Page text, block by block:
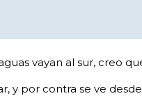
vayan al sur, creo
y por contra se ve